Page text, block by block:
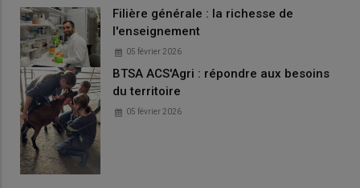
Filière générale : la richesse de
l'enseignement
05 février 2026
BTSA ACS'Agri : répondre aux besoins
du territoire
05 février 2026